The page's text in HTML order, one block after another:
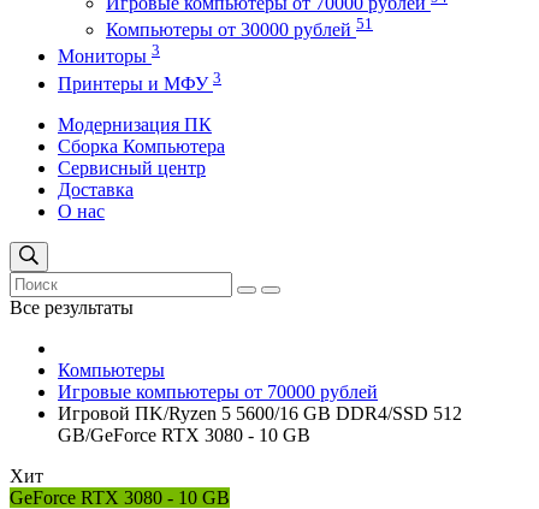
Компьютеры от 30000 рублей 51
Мониторы 3
Принтеры и МФУ 3
Модернизация ПК
Сборка Компьютера
Сервисный центр
Доставка
О нас
Все результаты
Компьютеры
Игровые компьютеры от 70000 рублей
Игровой ПK/Ryzen 5 5600/16 GB DDR4/SSD 512
GB/GeForce RTX 3080 - 10 GB
Хит
GeForce RTX 3080 - 10 GB